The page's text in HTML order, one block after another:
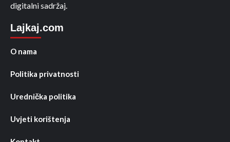
digitalni sadržaj.
Lajkaj.com
O nama
Politika privatnosti
Urednička politika
Uvjeti korištenja